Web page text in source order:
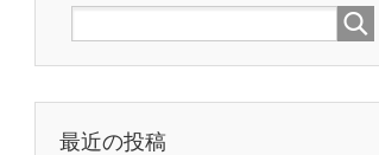
最近の投稿